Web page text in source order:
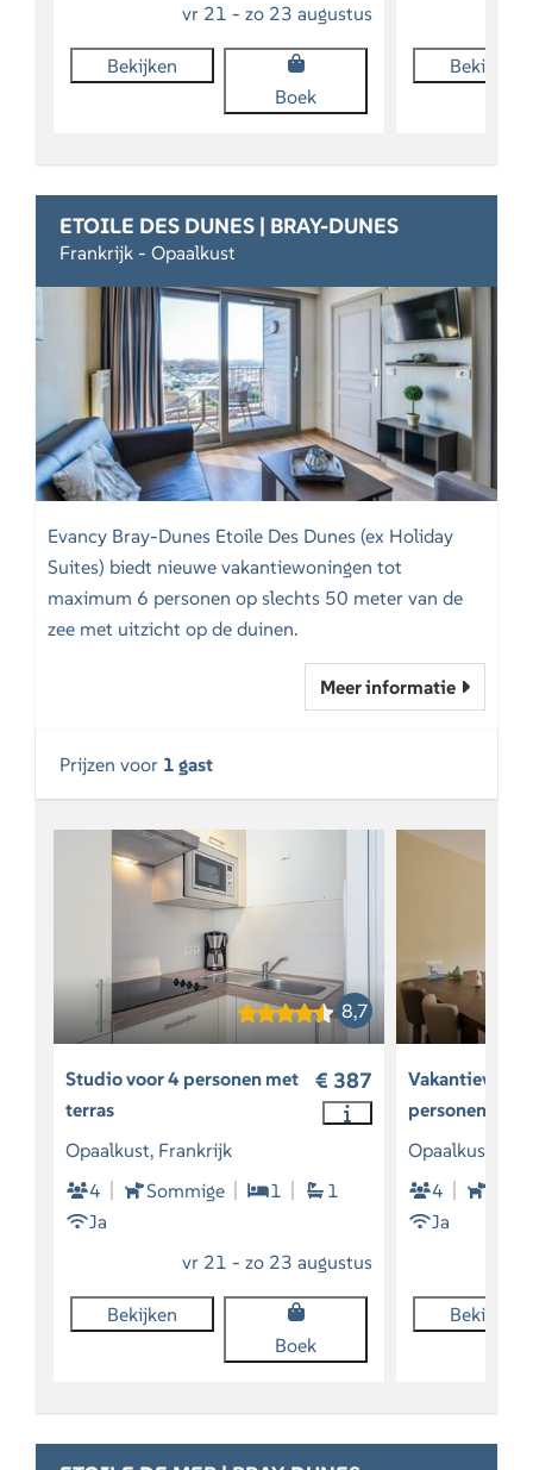
vr 21 - zo 23 augustus
Bekijken
Boek
Bekijken
ETOILE DES DUNES | BRAY-DUNES
Frankrijk - Opaalkust
Evancy Bray-Dunes Etoile Des Dunes (ex Holiday
Suites) biedt nieuwe vakantiewoningen tot
maximum 6 personen op slechts 50 meter van de
zee met uitzicht op de duinen.
Meer informatie
Prijzen voor 1 gast
8,7
€ 387
Studio voor 4 personen met
terras
Opaalkust, Frankrijk
4
Sommige 1
1
Ja
vr 21 - zo 23 augustus
Bekijken
Boek
personen
Opaalkust,
4
Ja
Bekijken